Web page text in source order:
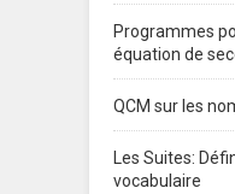
Programmes
équation de
QCM sur les
Les Suites:
vocabulaire